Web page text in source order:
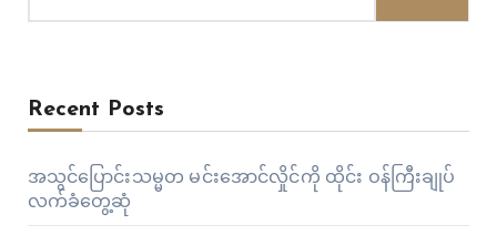
Recent Posts
အသွင်ပြောင်းသမ္မတ မင်းအောင်လှိုင်ကို ထိုင်း ဝန်ကြီးချုပ်
လက်ခံတွေ့ဆုံ